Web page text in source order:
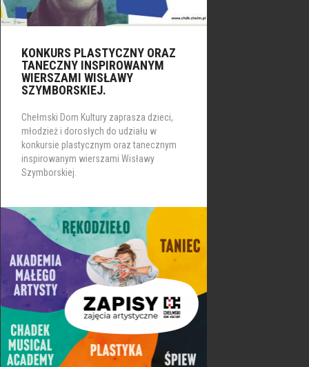
KONKURS PLASTYCZNY ORAZ
TANECZNY INSPIROWANYM
WIERSZAMI WISŁAWY
SZYMBORSKIEJ.
Chełmski Dom Kultury zaprasza dzieci,
młodzież i dorosłych do udziału w
konkursie plastycznym oraz tanecznym
inspirowanym wierszami Wisławy
Szymborskiej.